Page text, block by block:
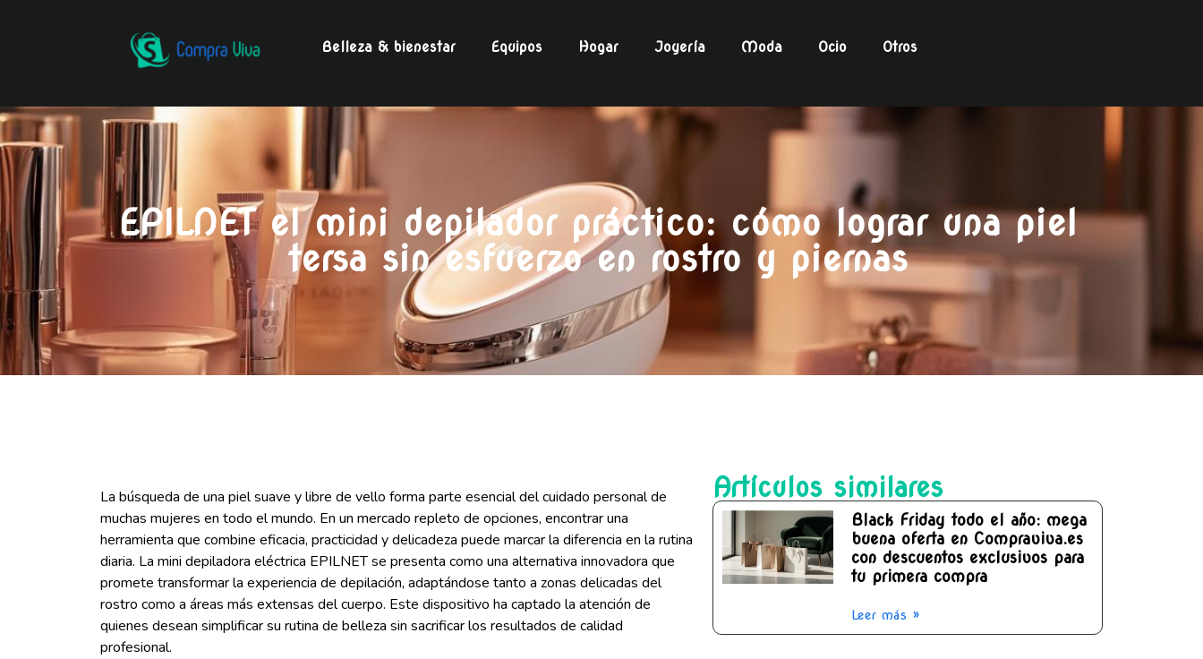
Belleza & bienestar Equipos Hogar Joyería Moda Ocio Otros
EPILNET el mini depilador práctico: cómo lograr una piel
tersa sin esfuerzo en rostro y piernas
La búsqueda de una piel suave y libre de vello forma parte esencial del cuidado personal de
muchas mujeres en todo el mundo. En un mercado repleto de opciones, encontrar una
herramienta que combine eficacia, practicidad y delicadeza puede marcar la diferencia en la rutina
diaria. La mini depiladora eléctrica EPILNET se presenta como una alternativa innovadora que
promete transformar la experiencia de depilación, adaptándose tanto a zonas delicadas del
rostro como a áreas más extensas del cuerpo. Este dispositivo ha captado la atención de
quienes desean simplificar su rutina de belleza sin sacrificar los resultados de calidad
profesional.
Artículos similares
Black Friday todo el año: mega
buena oferta en Compraviva.es
con descuentos exclusivos para
tu primera compra
Leer más »